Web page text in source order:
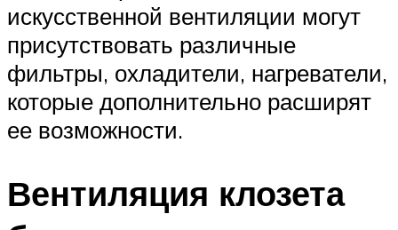
искусственной вентиляции могут
присутствовать различные
фильтры, охладители, нагреватели,
которые дополнительно расширят
ее возможности.
Вентиляция клозета